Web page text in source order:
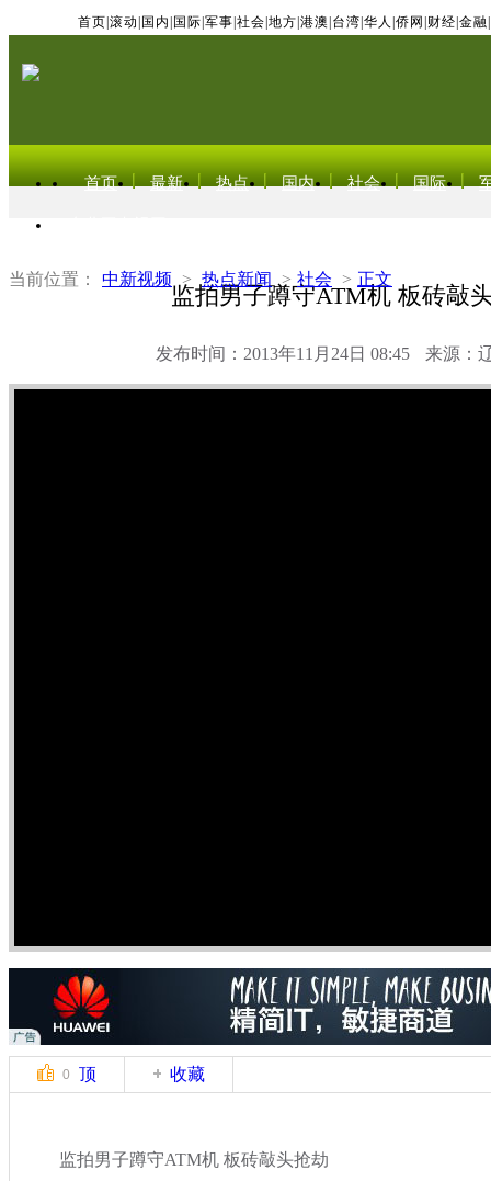
首页 滚动 国内 国际 军事 社会 地方 港澳 台湾 华人 侨网 财经 金融
首页 最新 热点 国内 社会 国际
当前位置： 中新视频 > 热点新闻 > 社会 > 正文
监拍男子蹲守ATM机 板砖敲
发布时间：2013年11月24日 08:45 来源：
0 顶 收藏
监拍男子蹲守ATM机 板砖敲头抢劫